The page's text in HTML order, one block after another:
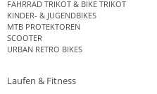
FAHRRAD TRIKOT & BIKE TRIKOT
KINDER- & JUGENDBIKES
MTB PROTEKTOREN
SCOOTER
URBAN RETRO BIKES
Laufen & Fitness